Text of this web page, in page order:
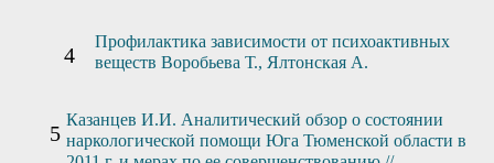
Профилактика зависимости от психоактивных
веществ Воробьева Т., Ялтонская А.
Казанцев И.И. Аналитический обзор о состоянии
наркологической помощи Юга Тюменской области в